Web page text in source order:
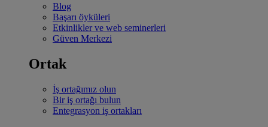
Blog
Başarı öyküleri
Etkinlikler ve web seminerleri
Güven Merkezi
Ortak
İş ortağımız olun
Bir iş ortağı bulun
Entegrasyon iş ortakları